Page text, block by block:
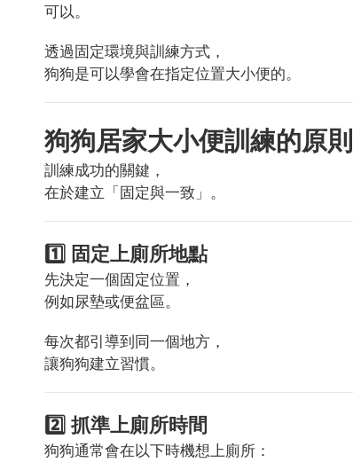
可以。
透過固定環境與訓練方式，
狗狗是可以學會在指定位置大小便的。
狗狗居家大小便訓練的原則
訓練成功的關鍵，
在於建立「固定與一致」。
1️⃣ 固定上廁所地點
先決定一個固定位置，
例如尿墊或便盆區。
每次都引導到同一個地方，
讓狗狗建立習慣。
2️⃣ 抓準上廁所時間
狗狗通常會在以下時機想上廁所：